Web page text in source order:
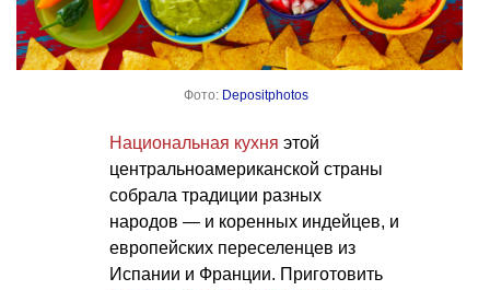
Фото: Depositphotos
Национальная кухня этой
центральноамериканской страны
собрала традиции разных
народов — и коренных индейцев, и
европейских переселенцев из
Испании и Франции. Приготовить